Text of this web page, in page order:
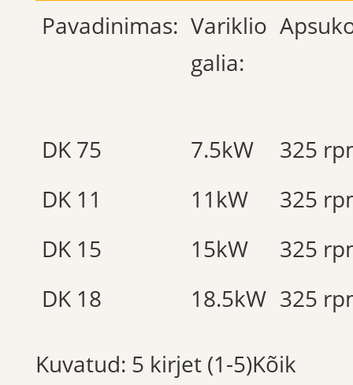
Pavadinimas: Variklio
galia:
DK 75 7.5kW
325
DK 11
11kW
325
DK 15
15kW
325
DK 18
18.5kW 325
Kuvatud: 5 kirjet (1-5)Kõik